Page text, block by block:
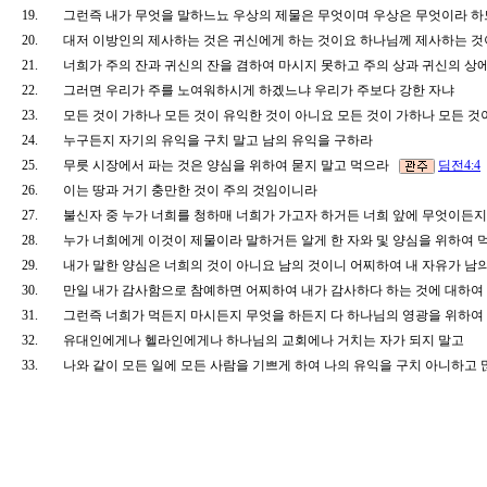
19.
그런즉 내가 무엇을 말하느뇨 우상의 제물은 무엇이며 우상은 무엇이라
20.
대저 이방인의 제사하는 것은 귀신에게 하는 것이요 하나님께 제사하는
21.
너희가 주의 잔과 귀신의 잔을 겸하여 마시지 못하고 주의 상과 귀신의
22.
그러면 우리가 주를 노여워하시게 하겠느냐 우리가 주보다 강한 자냐
23.
모든 것이 가하나 모든 것이 유익한 것이 아니요 모든 것이 가하나 모든
24.
누구든지 자기의 유익을 구치 말고 남의 유익을 구하라
25.
무릇 시장에서 파는 것은 양심을 위하여 묻지 말고 먹으라
딤전4:4
26.
이는 땅과 거기 충만한 것이 주의 것임이니라
27.
불신자 중 누가 너희를 청하매 너희가 가고자 하거든 너희 앞에 무엇이
28.
누가 너희에게 이것이 제물이라 말하거든 알게 한 자와 및 양심을 위하여
29.
내가 말한 양심은 너희의 것이 아니요 남의 것이니 어찌하여 내 자유가
30.
만일 내가 감사함으로 참예하면 어찌하여 내가 감사하다 하는 것에 대하
31.
그런즉 너희가 먹든지 마시든지 무엇을 하든지 다 하나님의 영광을 위하
32.
유대인에게나 헬라인에게나 하나님의 교회에나 거치는 자가 되지 말고
33.
나와 같이 모든 일에 모든 사람을 기쁘게 하여 나의 유익을 구치 아니하